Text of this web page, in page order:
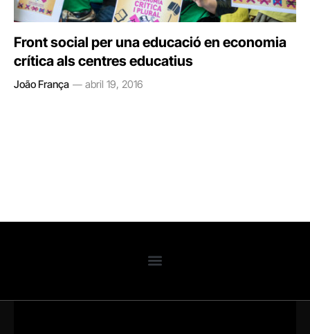
Front social per una educació en economia
crítica als centres educatius
João França abril 19, 2016